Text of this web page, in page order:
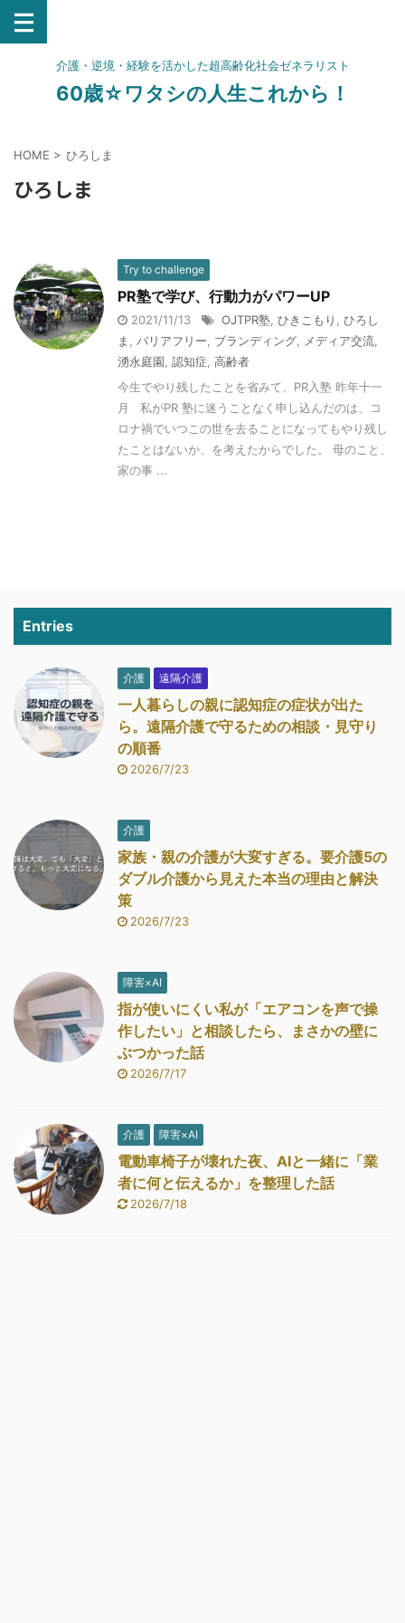
介護・逆境・経験を活かした超高齢化社会ゼネラリスト
60歳☆ワタシの人生これから！
HOME > ひろしま
ひろしま
Try to challenge
PR塾で学び、行動力がパワーUP
2021/11/13 OJTPR塾 ひきこもり
ひろし
ま
バリアフリー ブランディング メディア交流
湧永庭園 認知症 高齢者
今生でやり残したことを省みて、PR入塾 昨年十一
月 私がPR 塾に迷うことなく申し込んだのは、コ
ロナ禍でいつこの世を去ることになってもやり残し
たことはないか、を考えたからでした。 母のこと、
家の事 ...
Entries
介護 遠隔介護
一人暮らしの親に認知症の症状が出た
ら。遠隔介護で守るための相談・見守り
の順番
2026/7/23
介護
家族・親の介護が大変すぎる。要介護5の
ダブル介護から見えた本当の理由と解決
策
2026/7/23
障害×AI
指が使いにくい私が「エアコンを声で操
作したい」と相談したら、まさかの壁に
ぶつかった話
2026/7/17
介護 障害×AI
電動車椅子が壊れた夜、AIと一緒に「業
者に何と伝えるか」を整理した話
2026/7/18